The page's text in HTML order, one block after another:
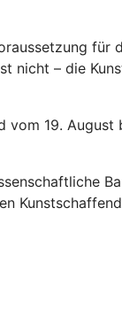
für
nicht – die
vom 19.